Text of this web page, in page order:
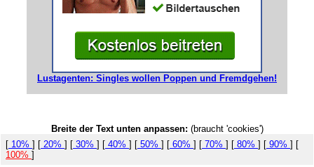
Lustagenten: Singles wollen Poppen und Fremdgehen!
Breite der Text unten anpassen: (braucht 'cookies')
[ 10% ] [ 20% ] [ 30% ] [ 40% ] [ 50% ] [ 60% ] [ 70% ] [ 80% ] [ 90% ] [
100% ]